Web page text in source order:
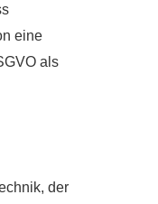
eine
als
der